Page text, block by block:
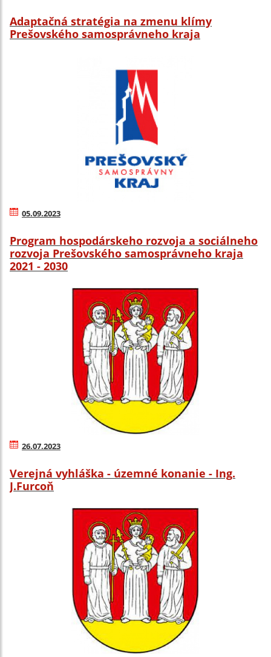
Adaptačná stratégia na zmenu klímy
Prešovského samosprávneho kraja
05.09.2023
Program hospodárskeho rozvoja a sociálneho
rozvoja Prešovského samosprávneho kraja
2021 - 2030
26.07.2023
Verejná vyhláška - územné konanie - Ing.
J.Furcoň